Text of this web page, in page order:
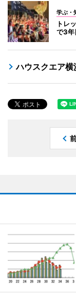
学ぶ・
トレ
で3年
ハウスクエア横